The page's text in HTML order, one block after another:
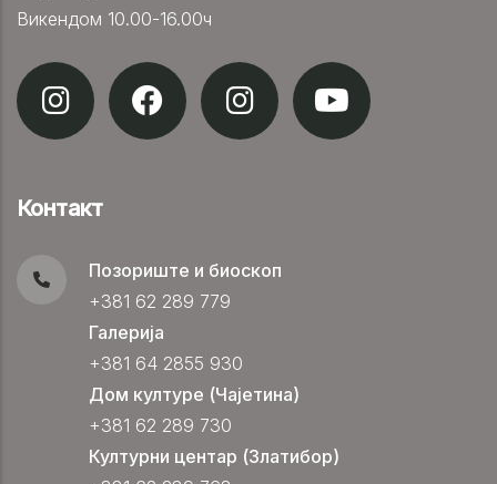
Викендом 10.00-16.00ч
Контакт
Позориште и биоскоп
+381 62 289 779
Галерија
+381 64 2855 930
Дом културе (Чајетина)
+381 62 289 730
Културни центар (Златибор)